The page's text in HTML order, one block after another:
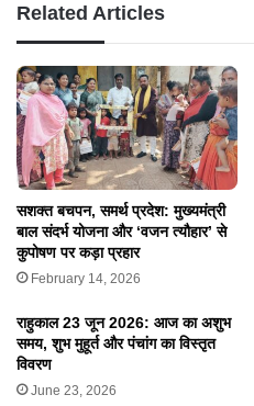
Related Articles
सशक्त बचपन, समर्थ प्रदेश: मुख्यमंत्री
बाल संदर्भ योजना और ‘वजन त्यौहार’ से
कुपोषण पर कड़ा प्रहार
February 14, 2026
राहुकाल 23 जून 2026: आज का अशुभ
समय, शुभ मुहूर्त और पंचांग का विस्तृत
विवरण
June 23, 2026